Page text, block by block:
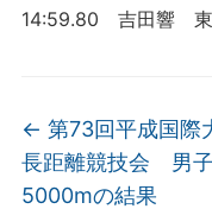
14:59.80 吉田響 東
← 第73回平成国際
長距離競技会 男子
5000mの結果